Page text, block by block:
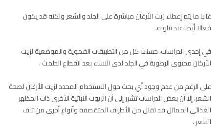
غالبا ما يتم إعطاء زيت الأرغان مباشرة على الجلد والشعر ولكنه قد يكون
فعالا أيضا عند تناوله.
في إحدى الدراسات، حسنت كل من التطبيقات الفموية والموضعية لزيت
الأركان محتوى الرطوبة في الجلد لدى النساء بعد انقطاع الطمث .
على الرغم من عدم وجود أي بحث حول الاستخدام المحدد لزيت الأرغان لصحة
الشعر، إلا أن بعض الدراسات تشير إلى أن الزيوت النباتية الأخرى ذات المظهر
الغذائي المماثل قد تقلل من الأطراف المتقصفة وأنواع أخرى من تلف
الشعر .